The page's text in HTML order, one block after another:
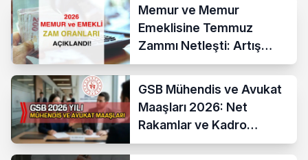
Memur ve Memur
Emeklisine Temmuz
Zammı Netleşti: Artış
Yüzde 13,52 Oldu
GSB Mühendis ve Avukat
Maaşları 2026: Net
Rakamlar ve Kadro
Karşılaştırması